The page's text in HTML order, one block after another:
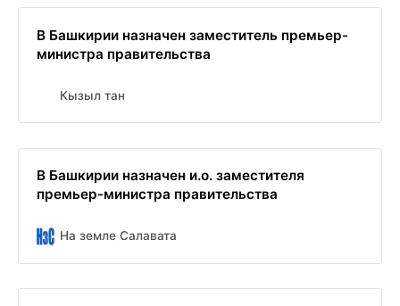
В Башкирии назначен заместитель премьер-
министра правительства
Кызыл тан
В Башкирии назначен и.о. заместителя
премьер-министра правительства
На земле Салавата